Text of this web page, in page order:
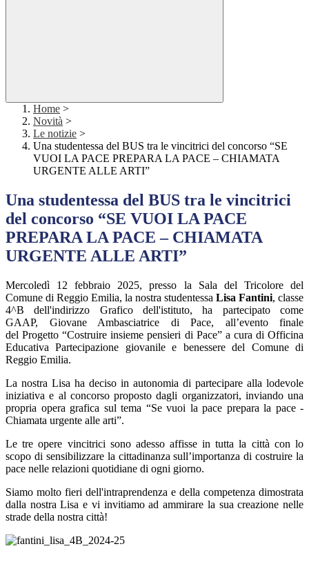
Home >
Novità >
Le notizie >
Una studentessa del BUS tra le vincitrici del concorso “SE
VUOI LA PACE PREPARA LA PACE – CHIAMATA
URGENTE ALLE ARTI”
Una studentessa del BUS tra le vincitrici
del concorso “SE VUOI LA PACE
PREPARA LA PACE – CHIAMATA
URGENTE ALLE ARTI”
Mercoledì 12 febbraio 2025, presso la Sala del Tricolore del
Comune di Reggio Emilia, la nostra studentessa Lisa Fantini, classe
4^B dell'indirizzo Grafico dell'istituto, ha partecipato
come
GAAP,
Giovane Ambasciatrice di Pace, all’evento finale
del Progetto “Costruire insieme pensieri di Pace” a cura di Officina
Educativa Partecipazione giovanile e benessere del Comune di
Reggio Emilia.
La nostra Lisa ha deciso in autonomia di partecipare alla lodevole
iniziativa e al concorso proposto dagli organizzatori, inviando una
propria opera grafica sul tema “Se vuoi la pace prepara la pace -
Chiamata urgente alle arti”.
Le tre opere vincitrici sono adesso affisse in tutta la città con lo
scopo di sensibilizzare la cittadinanza sull’importanza di costruire la
pace nelle relazioni quotidiane di ogni giorno.
Siamo molto fieri dell'intraprendenza e della competenza dimostrata
dalla nostra Lisa e vi invitiamo ad ammirare la sua creazione nelle
strade della nostra città!